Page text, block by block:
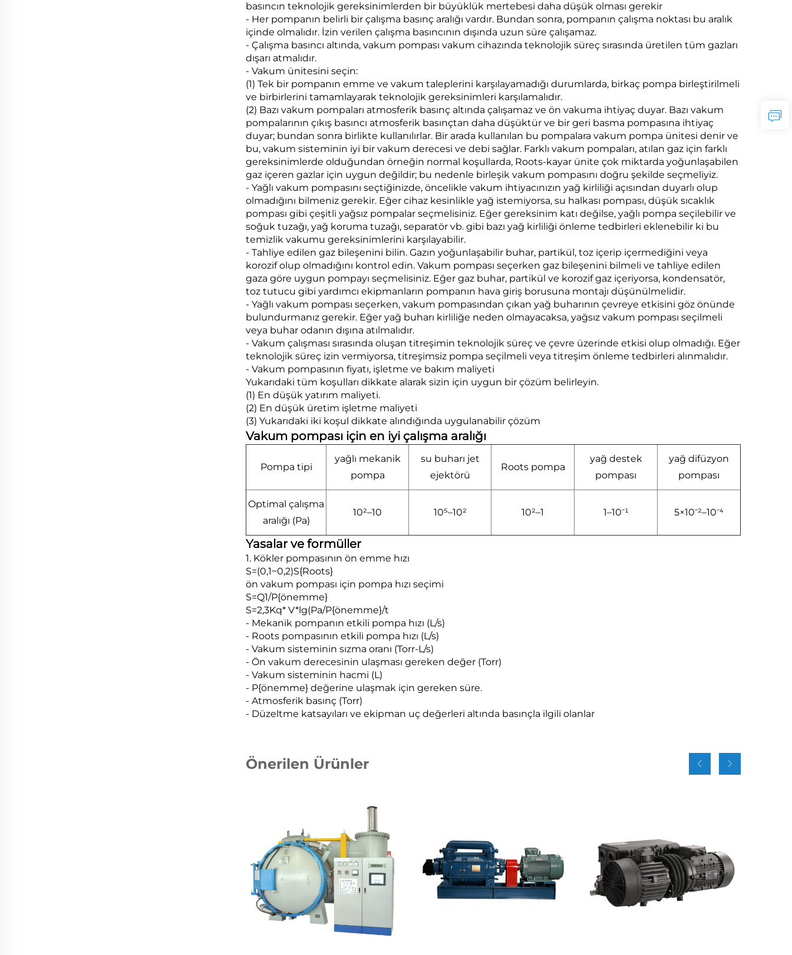
basıncın teknolojik gereksinimlerden bir büyüklük mertebesi daha düşük olması gerekir
- Her pompanın belirli bir çalışma basınç aralığı vardır. Bundan sonra, pompanın çalışma noktası bu aralık
içinde olmalıdır. İzin verilen çalışma basıncının dışında uzun süre çalışamaz.
- Çalışma basıncı altında, vakum pompası vakum cihazında teknolojik süreç sırasında üretilen tüm gazları
dışarı atmalıdır.
- Vakum ünitesini seçin:
(1) Tek bir pompanın emme ve vakum taleplerini karşılayamadığı durumlarda, birkaç pompa birleştirilmeli
ve birbirlerini tamamlayarak teknolojik gereksinimleri karşılamalıdır.
(2) Bazı vakum pompaları atmosferik basınç altında çalışamaz ve ön vakuma ihtiyaç duyar. Bazı vakum
pompalarının çıkış basıncı atmosferik basınçtan daha düşüktür ve bir geri basma pompasına ihtiyaç
duyar; bundan sonra birlikte kullanılırlar. Bir arada kullanılan bu pompalara vakum pompa ünitesi denir ve
bu, vakum sisteminin iyi bir vakum derecesi ve debi sağlar. Farklı vakum pompaları, atılan gaz için farklı
gereksinimlerde olduğundan örneğin normal koşullarda, Roots-kayar ünite çok miktarda yoğunlaşabilen
gaz içeren gazlar için uygun değildir; bu nedenle birleşik vakum pompasını doğru şekilde seçmeliyiz.
- Yağlı vakum pompasını seçtiğinizde, öncelikle vakum ihtiyacınızın yağ kirliliği açısından duyarlı olup
olmadığını bilmeniz gerekir. Eğer cihaz kesinlikle yağ istemiyorsa, su halkası pompası, düşük sıcaklık
pompası gibi çeşitli yağsız pompalar seçmelisiniz. Eğer gereksinim katı değilse, yağlı pompa seçilebilir ve
soğuk tuzağı, yağ koruma tuzağı, separatör vb. gibi bazı yağ kirliliği önleme tedbirleri eklenebilir ki bu
temizlik vakumu gereksinimlerini karşılayabilir.
- Tahliye edilen gaz bileşenini bilin. Gazın yoğunlaşabilir buhar, partikül, toz içerip içermediğini veya
korozif olup olmadığını kontrol edin. Vakum pompası seçerken gaz bileşenini bilmeli ve tahliye edilen
gaza göre uygun pompayı seçmelisiniz. Eğer gaz buhar, partikül ve korozif gaz içeriyorsa, kondensatör,
toz tutucu gibi yardımcı ekipmanların pompanın hava giriş borusuna montajı düşünülmelidir.
- Yağlı vakum pompası seçerken, vakum pompasından çıkan yağ buharının çevreye etkisini göz önünde
bulundurmanız gerekir. Eğer yağ buharı kirliliğe neden olmayacaksa, yağsız vakum pompası seçilmeli
veya buhar odanın dışına atılmalıdır.
- Vakum çalışması sırasında oluşan titreşimin teknolojik süreç ve çevre üzerinde etkisi olup olmadığı. Eğer
teknolojik süreç izin vermiyorsa, titreşimsiz pompa seçilmeli veya titreşim önleme tedbirleri alınmalıdır.
- Vakum pompasının fiyatı, işletme ve bakım maliyeti
Yukarıdaki tüm koşulları dikkate alarak sizin için uygun bir çözüm belirleyin.
(1) En düşük yatırım maliyeti.
(2) En düşük üretim işletme maliyeti
(3) Yukarıdaki iki koşul dikkate alındığında uygulanabilir çözüm
Vakum pompası için en iyi çalışma aralığı
Pompa tipi
yağlı mekanik
pompa
su buharı jet
ejektörü
Roots pompa
yağ destek
pompası
yağ difüzyon
pompası
Optimal çalışma
aralığı (Pa)
10²–10 10⁵–10² 10²–1 1–10⁻¹ 5×10⁻²–10⁻⁴
Yasalar ve formüller
1. Kökler pompasının ön emme hızı
S=(0,1~0,2)S{Roots}
ön vakum pompası için pompa hızı seçimi
S=Q1/P{önemme}
S=2,3Kq* V*lg(Pa/P{önemme}/t
- Mekanik pompanın etkili pompa hızı (L/s)
- Roots pompasının etkili pompa hızı (L/s)
- Vakum sisteminin sızma oranı (Torr-L/s)
- Ön vakum derecesinin ulaşması gereken değer (Torr)
- Vakum sisteminin hacmi (L)
- P{önemme} değerine ulaşmak için gereken süre.
- Atmosferik basınç (Torr)
- Düzeltme katsayıları ve ekipman uç değerleri altında basınçla ilgili olanlar
Önerilen Ürünler